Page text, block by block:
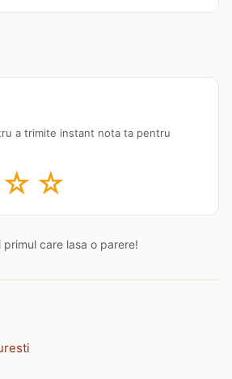
a trimite instant nota ta pentru
☆ ☆
care lasa o parere!